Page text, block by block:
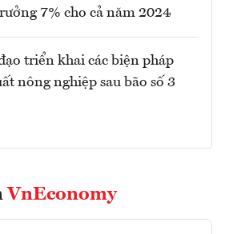
7% cho cả năm 2024
triển khai các biện pháp
nông nghiệp sau bão số 3
VnEconomy